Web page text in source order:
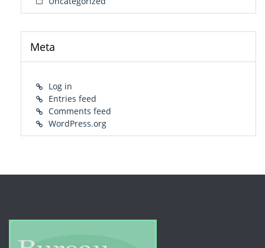
Meta
Log in
Entries feed
Comments feed
WordPress.org